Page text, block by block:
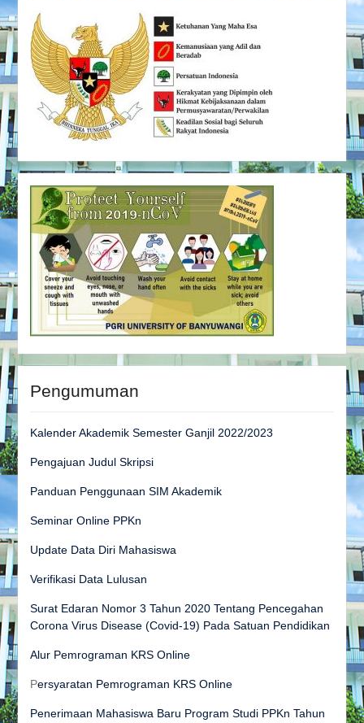
Pengumuman
Kalender Akademik Semester Ganjil 2022/2023
Pengajuan Judul Skripsi
Panduan Penggunaan SIM Akademik
Seminar Online PPKn
Update Data Diri Mahasiswa
Verifikasi Data Lulusan
Surat Edaran Nomor 3 Tahun 2020 Tentang Pencegahan
Corona Virus Disease (Covid-19) Pada Satuan Pendidikan
Alur Pemrograman KRS Online
Persyaratan Pemrograman KRS Online
Penerimaan Mahasiswa Baru Program Studi PPKn Tahun